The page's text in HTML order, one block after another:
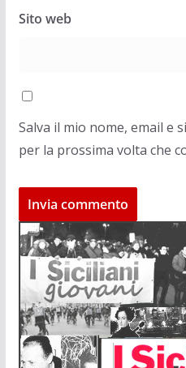
Sito web
Salva il mio nome, email e
per la prossima volta che